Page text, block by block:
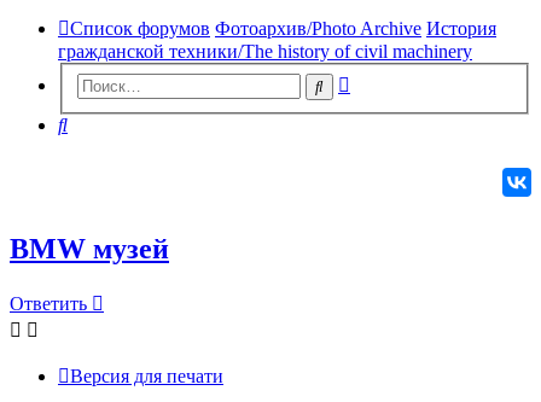
Список форумов Фотоархив/Photo Archive История
гражданской техники/The history of civil machinery
Поиск
Поиск
BMW музей
Ответить
Ответить
Версия для печати